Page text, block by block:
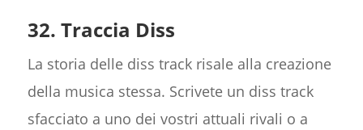
32. Traccia Diss
La storia delle diss track risale alla creazione
della musica stessa. Scrivete un diss track
sfacciato a uno dei vostri attuali rivali o a